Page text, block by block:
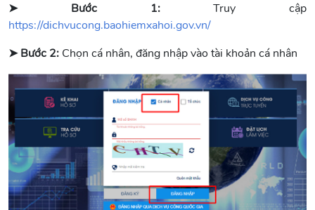
➤ Bước 1:Truy cập
https://dichvucong.baohiemxahoi.gov.vn/
➤ Bước 2: Chọn cá nhân, đăng nhập vào tài khoản cá nhân